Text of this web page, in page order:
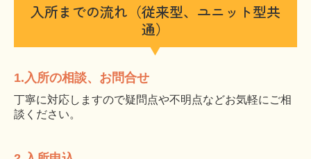
入所までの流れ（従来型、ユニット型共
通）
1.入所の相談、お問合せ
丁寧に対応しますので疑問点や不明点などお気軽にご相
談ください。